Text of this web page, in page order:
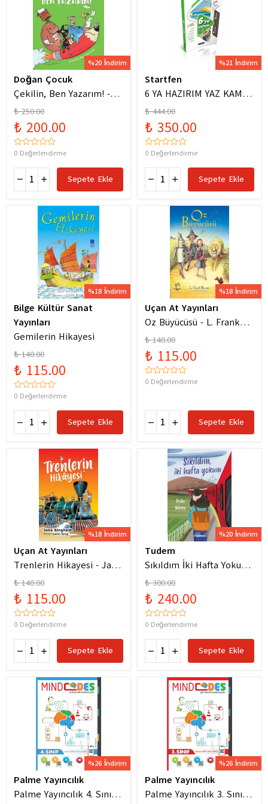
%20 İndirim
Doğan Çocuk
Çekilin, Ben Yazarım! -
Anıl Basılı
₺ 250.00
₺ 200.00
0 Değerlendirme
Sepete Ekle
%21 İndirim
Startfen
6 YA HAZIRIM YAZ KAMPI
FÖYLERİ
₺ 444.00
₺ 350.00
0 Değerlendirme
Sepete Ekle
%18 İndirim
Bilge Kültür Sanat
Yayınları
Gemilerin Hikayesi
₺ 140.00
₺ 115.00
0 Değerlendirme
Sepete Ekle
%18 İndirim
Uçan At Yayınları
Oz Büyücüsü - L. Frank
Baum
₺ 140.00
₺ 115.00
0 Değerlendirme
Sepete Ekle
%18 İndirim
Uçan At Yayınları
Trenlerin Hikayesi - Jane
Bingham
₺ 140.00
₺ 115.00
0 Değerlendirme
Sepete Ekle
%20 İndirim
Tudem
Sıkıldım İki Hafta Yokum
Pelin Güneş
₺ 300.00
₺ 240.00
0 Değerlendirme
Sepete Ekle
%26 İndirim
Palme Yayıncılık
Palme Yayıncılık 4. Sınıf
%26 İndirim
Palme Yayıncılık
Palme Yayıncılık 3. Sınıf